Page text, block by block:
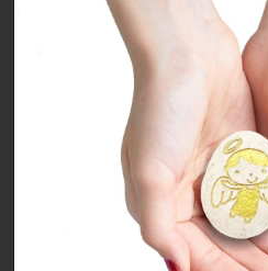
kleinen Handschmeichler in
Haben Sie einen eigenen Findling,
Bedeutung hat? Auch diesen
Besonders im Bereich
Tiertrauer,
Grabmal, Grabplattenfür Hunde,
Vögel oder Meerschweinchen